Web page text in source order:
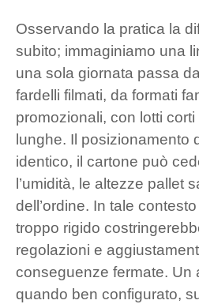
Osservando la pratica la
subito; immaginiamo una
una sola giornata passa
fardelli filmati, da formati
promozionali, con lotti
lunghe. Il posizionamento
identico, il cartone può
l’umidità, le altezze pallet
dell’ordine. In tale
troppo rigido
regolazioni e
conseguenze fermate. Un
quando ben configurato,